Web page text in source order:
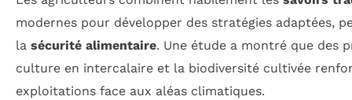
modernes pour développer des stratégies adaptées,
la sécurité alimentaire. Une étude a montré que des
culture en intercalaire et la biodiversité cultivée
exploitations face aux aléas climatiques.